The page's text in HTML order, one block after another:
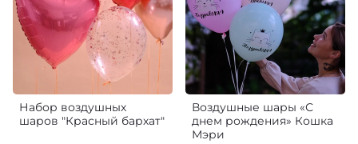
Набор воздушных
шаров "Красный бархат"
Воздушные шары «С
днем рождения»‎ Кошка
Мэри